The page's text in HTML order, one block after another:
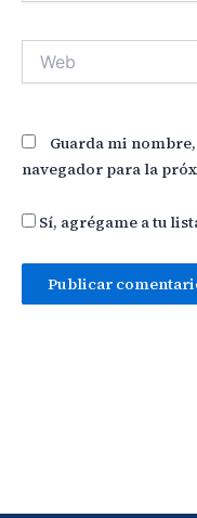
Web
Guarda mi
navegador para la
Sí, agrégame a tu